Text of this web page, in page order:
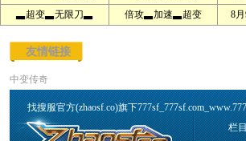
▃超变▃无限刀▃
倍攻▃加速▃超变 8
友情链接
中变传奇
找搜服官方(zhaosf.co)旗下
栏